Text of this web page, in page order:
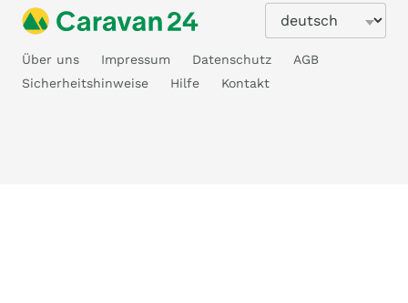
Über uns Impressum Datenschutz
AGB
Sicherheitshinweise
Hilfe Kontakt